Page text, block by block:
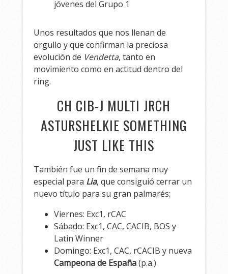
jóvenes del Grupo 1
Unos resultados que nos llenan de
orgullo y que confirman la preciosa
evolución de Vendetta, tanto en
movimiento como en actitud dentro del
ring.
CH CIB-J MULTI JRCH
ASTURSHELKIE SOMETHING
JUST LIKE THIS
También fue un fin de semana muy
especial para Lia, que consiguió cerrar un
nuevo título para su gran palmarés:
Viernes: Exc1, rCAC
Sábado: Exc1, CAC, CACIB, BOS y
Latin Winner
Domingo: Exc1, CAC, rCACIB y nueva
Campeona de España(p.a.)